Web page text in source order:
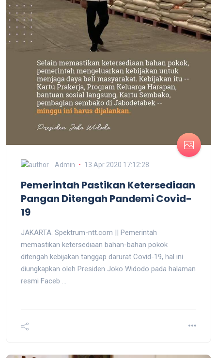
Admin 13 Apr 2020 17:12:28
Pemerintah Pastikan Ketersediaan
Pangan Ditengah Pandemi Covid-
19
JAKARTA. Spektrum-ntt.com || Pemerintah
memastikan ketersediaan bahan-bahan pokok
ditengah kebijakan tanggap darurat Covid-19, hal ini
diungkapkan oleh Presiden Joko Widodo pada halaman
resmi Faceb ...